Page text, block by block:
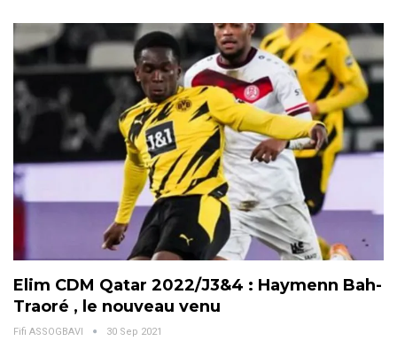
Elim CDM Qatar 2022/J3&4 : Haymenn Bah-
Traoré , le nouveau venu
Fifi ASSOGBAVI 30 Sep 2021